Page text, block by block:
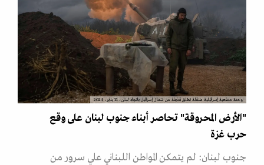
وحدة مدفعية إسرائيلية متنقلة تطلق قذيفة من شمال إسرائيل باتجاه لبنان، 11 يناير، 2024
"الأرض المحروقة" تحاصر أبناء جنوب لبنان على وقع
حرب غزة
جنوب لبنان: لم يتمكن المواطن اللبناني علي سرور من